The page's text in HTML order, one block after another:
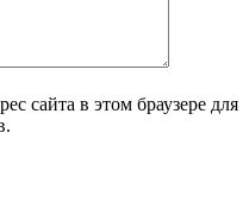
сайта в этом браузере для